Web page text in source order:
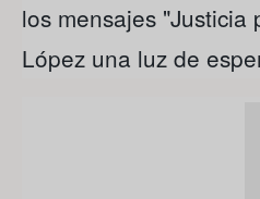
los mensajes "Justicia
López una luz de